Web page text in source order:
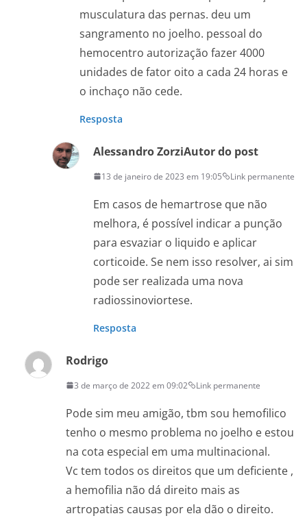
musculatura das pernas. deu um
sangramento no joelho. pessoal do
hemocentro autorização fazer 4000
unidades de fator oito a cada 24 horas e
o inchaço não cede.
Resposta
Alessandro ZorziAutor do post
13 de janeiro de 2023 em 19:05 Link permanente
Em casos de hemartrose que não
melhora, é possível indicar a punção
para esvaziar o liquido e aplicar
corticoide. Se nem isso resolver, ai sim
pode ser realizada uma nova
radiossinoviortese.
Resposta
Rodrigo
3 de março de 2022 em 09:02 Link permanente
Pode sim meu amigão, tbm sou hemofilico
tenho o mesmo problema no joelho e estou
na cota especial em uma multinacional.
Vc tem todos os direitos que um deficiente ,
a hemofilia não dá direito mais as
artropatias causas por ela dão o direito.